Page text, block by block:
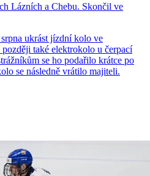
Lázních a Chebu. Skončil ve
ukrást jízdní kolo ve
také elektrokolo u čerpací
se ho podařilo krátce po
se následně vrátilo majiteli.